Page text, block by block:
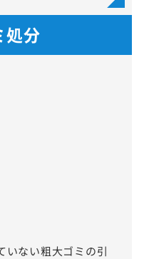
処分
いない粗大ゴミの引